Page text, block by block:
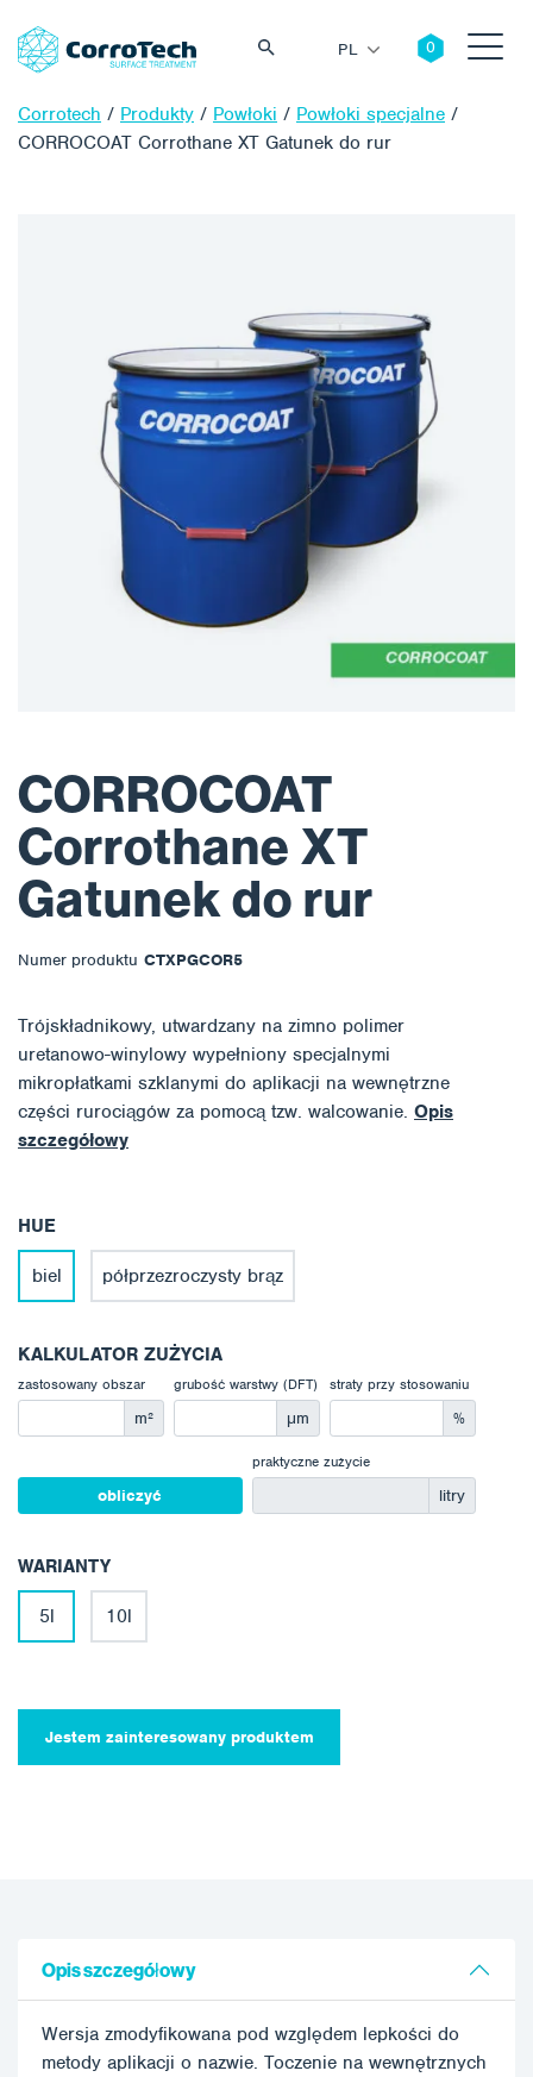
PL
Corrotech / Produkty / Powłoki / Powłoki specjalne /
CORROCOAT Corrothane XT Gatunek do rur
CORROCOAT
Corrothane XT
Gatunek do rur
Numer produktu CTXPGCOR5
Trójskładnikowy, utwardzany na zimno polimer
uretanowo-winylowy wypełniony specjalnymi
mikropłatkami szklanymi do aplikacji na wewnętrzne
części rurociągów za pomocą tzw. walcowanie. Opis
szczegółowy
HUE
biel półprzezroczysty brąz
KALKULATOR ZUŻYCIA
zastosowany obszar
m²
grubość warstwy (DFT)
μm
straty przy stosowaniu
%
obliczyć
praktyczne zużycie
litry
WARIANTY
5l 10l
Jestem zainteresowany produktem
Opis szczegółowy
Wersja zmodyfikowana pod względem lepkości do
metody aplikacji o nazwie. Toczenie na wewnętrznych